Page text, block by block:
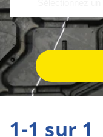
1-1 sur 1